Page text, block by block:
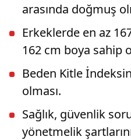
arasında doğmuş
Erkeklerde en az
162 cm boya sahip
Beden Kitle
olması.
Sağlık, güvenlik
yönetmelik